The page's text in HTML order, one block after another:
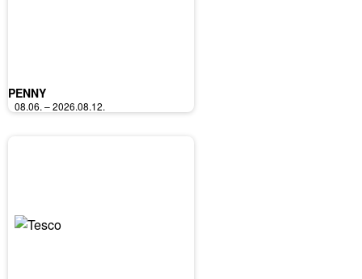
PENNY
08.06. – 2026.08.12.